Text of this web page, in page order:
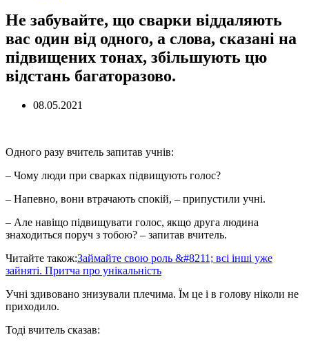
Не забувайте, що сварки віддаляють
вас один від одного, а слова, сказані на
підвищених тонах, збільшують цю
відстань багаторазово.
08.05.2021
Одного разу вчитель запитав учнів:
– Чому люди при сварках підвищують голос?
– Напевно, вони втрачають спокій, – припустили учні.
– Але навіщо підвищувати голос, якщо друга людина
знаходиться поруч з тобою? – запитав вчитель.
Читайте також:Займайте свою роль &#8211; всі інші уже
зайняті. Притча про унікальність
Учні здивовано знизували плечима. Їм це і в голову ніколи не
приходило.
Тоді вчитель сказав: